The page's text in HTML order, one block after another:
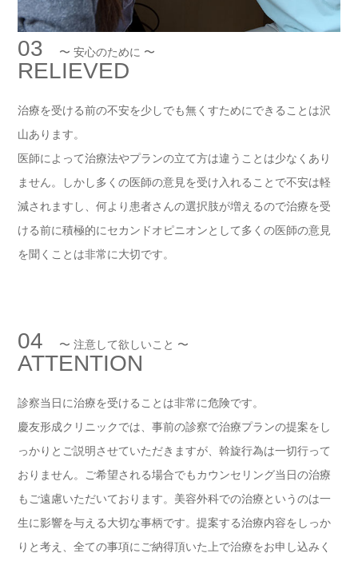
03 〜 安心のために 〜
RELIEVED
治療を受ける前の不安を少しでも無くすためにできることは沢
山あります。
医師によって治療法やプランの立て方は違うことは少なくあり
ません。しかし多くの医師の意見を受け入れることで不安は軽
減されますし、何より患者さんの選択肢が増えるので治療を受
ける前に積極的にセカンドオピニオンとして多くの医師の意見
を聞くことは非常に大切です。
04 〜 注意して欲しいこと 〜
ATTENTION
診察当日に治療を受けることは非常に危険です。
慶友形成クリニックでは、事前の診察で治療プランの提案をし
っかりとご説明させていただきますが、斡旋行為は一切行って
おりません。ご希望される場合でもカウンセリング当日の治療
もご遠慮いただいております。美容外科での治療というのは一
生に影響を与える大切な事柄です。提案する治療内容をしっか
りと考え、全ての事項にご納得頂いた上で治療をお申し込みく